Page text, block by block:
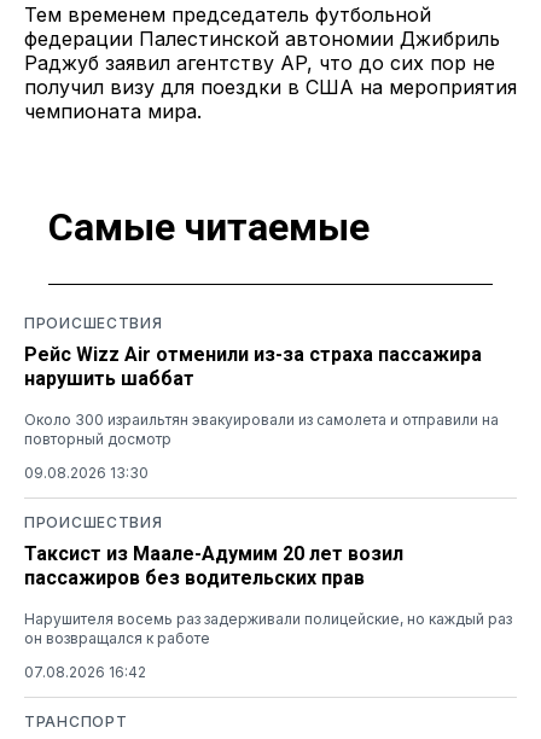
Тем временем председатель футбольной
федерации Палестинской автономии Джибриль
Раджуб заявил агентству AP, что до сих пор не
получил визу для поездки в США на мероприятия
чемпионата мира.
Самые читаемые
ПРОИСШЕСТВИЯ
Рейс Wizz Air отменили из-за страха пассажира
нарушить шаббат
Около 300 израильтян эвакуировали из самолета и отправили на
повторный досмотр
09.08.2026 13:30
ПРОИСШЕСТВИЯ
Таксист из Маале-Адумим 20 лет возил
пассажиров без водительских прав
Нарушителя восемь раз задерживали полицейские, но каждый раз
он возвращался к работе
07.08.2026 16:42
ТРАНСПОРТ